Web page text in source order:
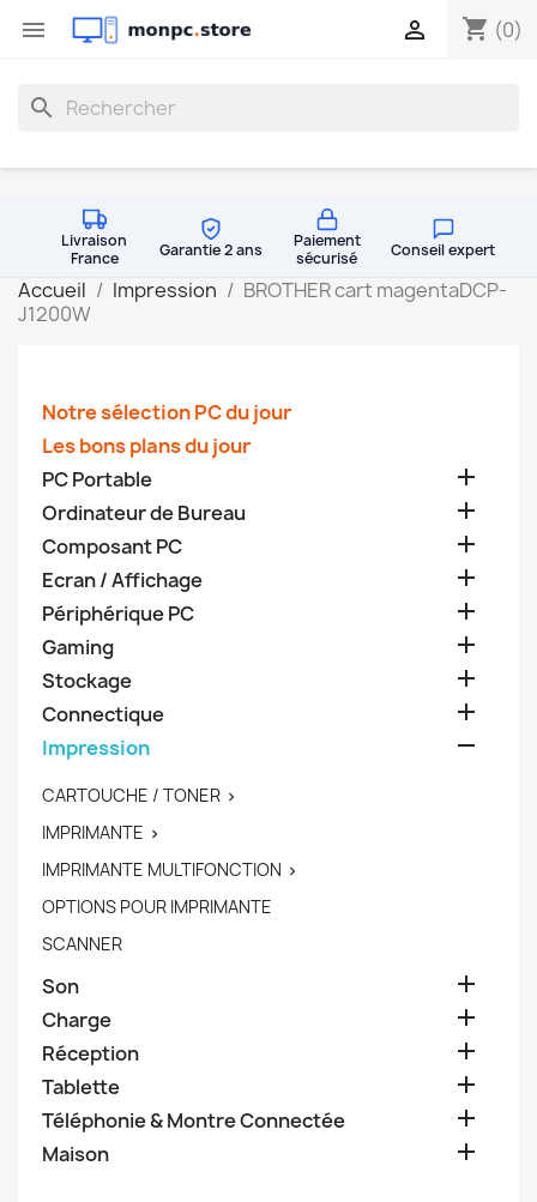
 shopping_cart (0)

search
Livraison
France
Garantie 2 ans
Paiement
sécurisé
Conseil expert
Accueil Impression
BROTHER cart magentaDCP-
J1200W
Notre sélection PC du jour
Les bons plans du jour
PC Portable

Ordinateur de Bureau 
Composant PC 
Ecran / Affichage 
Périphérique PC 
Gaming 
Stockage 
Connectique 
Impression 
CARTOUCHE / TONER 
IMPRIMANTE 
IMPRIMANTE MULTIFONCTION 
OPTIONS POUR IMPRIMANTE
SCANNER
Son 
Charge 
Réception 
Tablette 
Téléphonie & Montre Connectée 
Maison 